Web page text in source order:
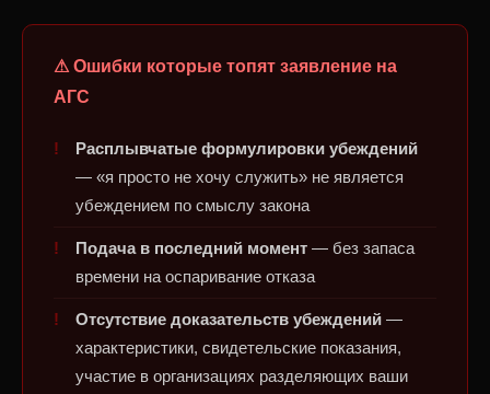
⚠ Ошибки которые топят заявление на
АГС
Расплывчатые формулировки убеждений
— «я просто не хочу служить» не является
убеждением по смыслу закона
Подача в последний момент — без запаса
времени на оспаривание отказа
Отсутствие доказательств убеждений —
характеристики, свидетельские показания,
участие в организациях разделяющих ваши